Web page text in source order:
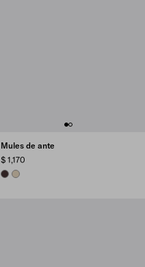
Mules de ante
$ 1,170
DARK BROWN
DESERT BEIGE